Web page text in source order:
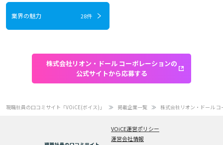
業界の魅力 28件
株式会社リオン・ドール コーポレーションの
公式サイトから応募する
現職社員の口コミサイト「VOiCE(ボイス)」 掲載企業一覧 株式会社リオン・ドール
VOiCE運営ポリシー
運営会社情報